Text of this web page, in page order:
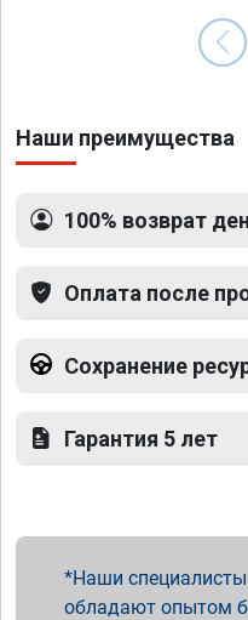
Наши преимущества
100% возврат
Оплата после
Сохранение
Гарантия 5 лет
Наши
обладают опытом